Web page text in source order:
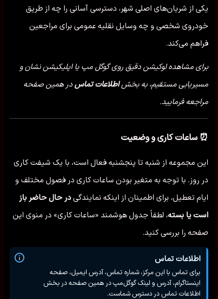
یکی از شریان‌های اصلی شهر، دسترسی آسانی را چه از طریق
خودروی شخصی و چه وسایل نقلیه عمومی برای مراجعین
فراهم می‌کند.
برای مشاهده لوکیشن دقیق روی گوگل مپ یا اپلیکیشن نشان و
مسیریابی مستقیم، به بخشاطلاعات تماس در همین صفحه
مراجعه فرمایید.
⏰ ساعات کاری و وضعیت
این مجموعه از شنبه تا پنجشنبه فعال است، با یک شیفت کاری
در روز. با توجه به متغیر بودن ساعات کاری در فصول مختلف و
ایام تعطیل، برای اطمینان از اینکه نمایندگی در حال حاضر باز
است یا بسته، لطفاً جدول هوشمند «ساعات کاری» در منوی این
صفحه را بررسی کنید.
اطلاعات تماس
برای تماس با این مرکز، شماره تماس، آدرس ایمیل، صفحه
اینستاگرام، آدرس و لینک گوگل‌مپ در همین صفحه در بخش
اطلاعات تماس در دسترس شماست.